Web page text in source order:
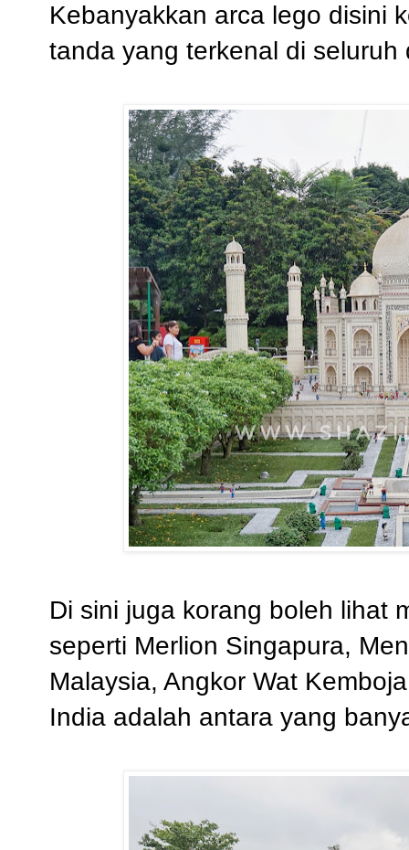
Kebanyakkan arca lego disini
tanda yang terkenal di seluruh
Di sini juga korang boleh lihat
seperti Merlion Singapura,
Malaysia, Angkor Wat
India adalah antara yang